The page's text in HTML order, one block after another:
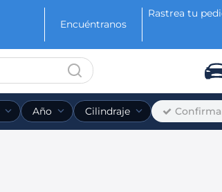
Encuéntranos
Rastrea tu
Año Cilindraje